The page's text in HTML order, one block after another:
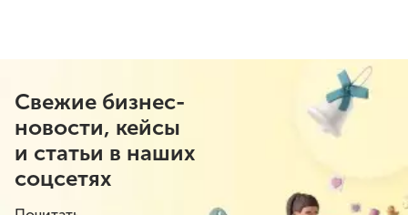
Свежие бизнес-
новости, кейсы
и статьи в наших
соцсетях